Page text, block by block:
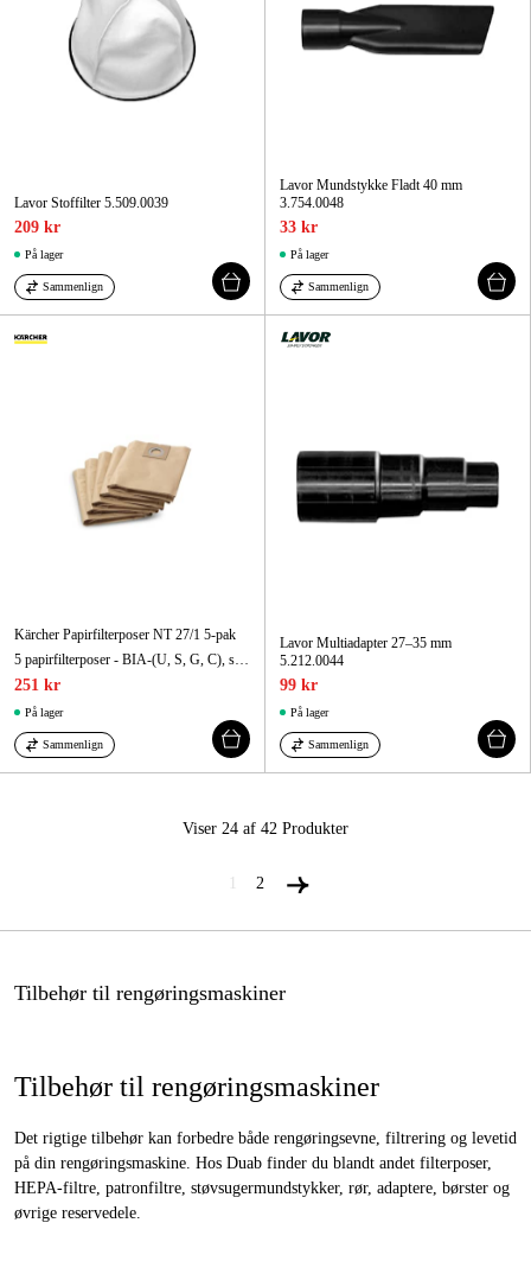
Lavor Stoffilter 5.509.0039
209 kr
På lager
Sammenlign
Lavor Mundstykke Fladt 40 mm
3.754.0048
33 kr
På lager
Sammenlign
Kärcher Papirfilterposer NT 27/1 5-pak
251 kr
På lager
Sammenlign
Lavor Multiadapter 27–35 mm
5.212.0044
99 kr
På lager
Sammenlign
Viser 24 af 42 Produkter
2
Tilbehør til rengøringsmaskiner
Tilbehør til rengøringsmaskiner
Det rigtige tilbehør kan forbedre både rengøringsevne, filtrering og levetid
på din rengøringsmaskine. Hos Duab finder du blandt andet filterposer,
HEPA-filtre, patronfiltre, støvsugermundstykker, rør, adaptere, børster og
øvrige reservedele.